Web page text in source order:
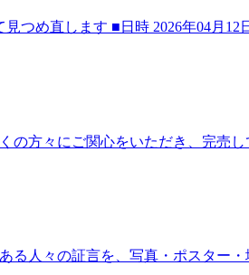
つめ直します ■日時 2026年04月12
方々にご関心をいただき、完売
る人々の証言を、写真・ポスター